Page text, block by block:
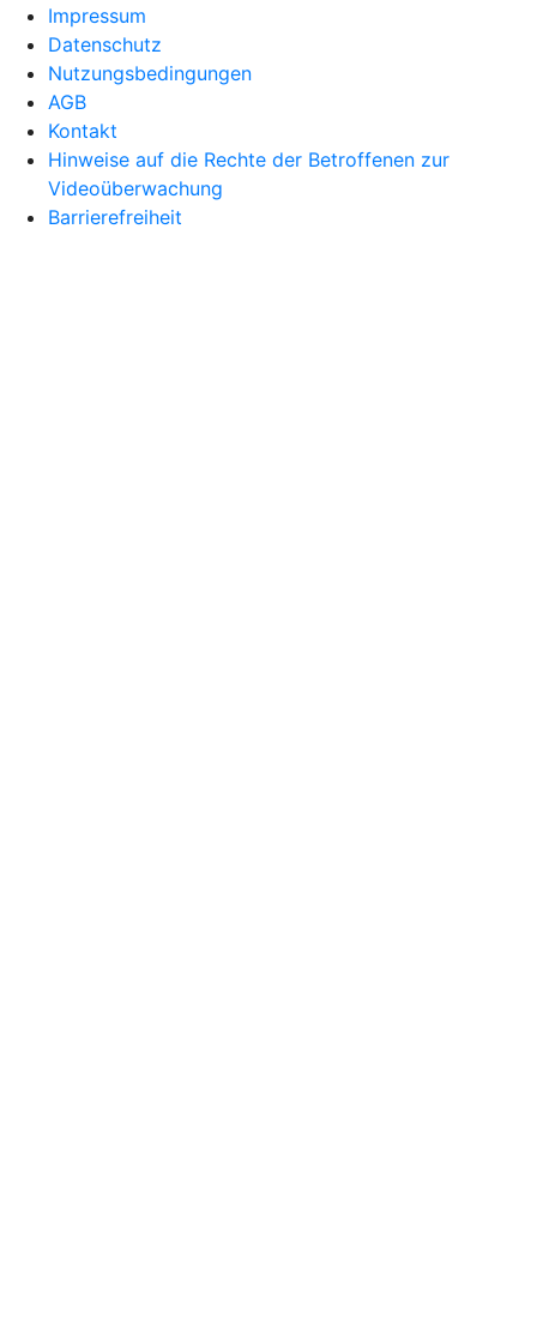
Impressum
Datenschutz
Nutzungsbedingungen
AGB
Kontakt
Hinweise auf die Rechte der Betroffenen zur
Videoüberwachung
Barrierefreiheit